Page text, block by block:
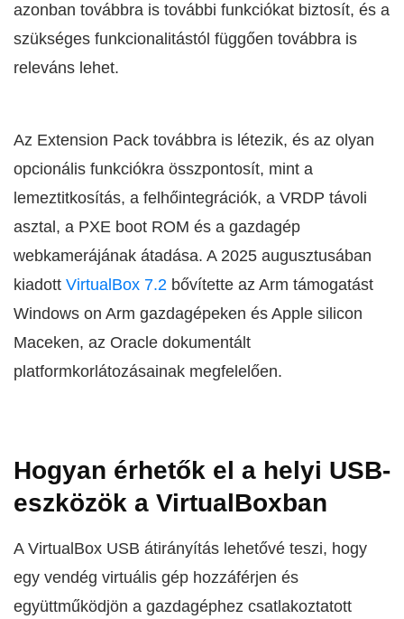
azonban továbbra is további funkciókat biztosít, és a
szükséges funkcionalitástól függően továbbra is
releváns lehet.
Az Extension Pack továbbra is létezik, és az olyan
opcionális funkciókra összpontosít, mint a
lemeztitkosítás, a felhőintegrációk, a VRDP távoli
asztal, a PXE boot ROM és a gazdagép
webkamerájának átadása. A 2025 augusztusában
kiadott VirtualBox 7.2 bővítette az Arm támogatást
Windows on Arm gazdagépeken és Apple silicon
Maceken, az Oracle dokumentált
platformkorlátozásainak megfelelően.
Hogyan érhetők el a helyi USB-
eszközök a VirtualBoxban
A VirtualBox USB átirányítás lehetővé teszi, hogy
egy vendég virtuális gép hozzáférjen és
együttműködjön a gazdagéphez csatlakoztatott